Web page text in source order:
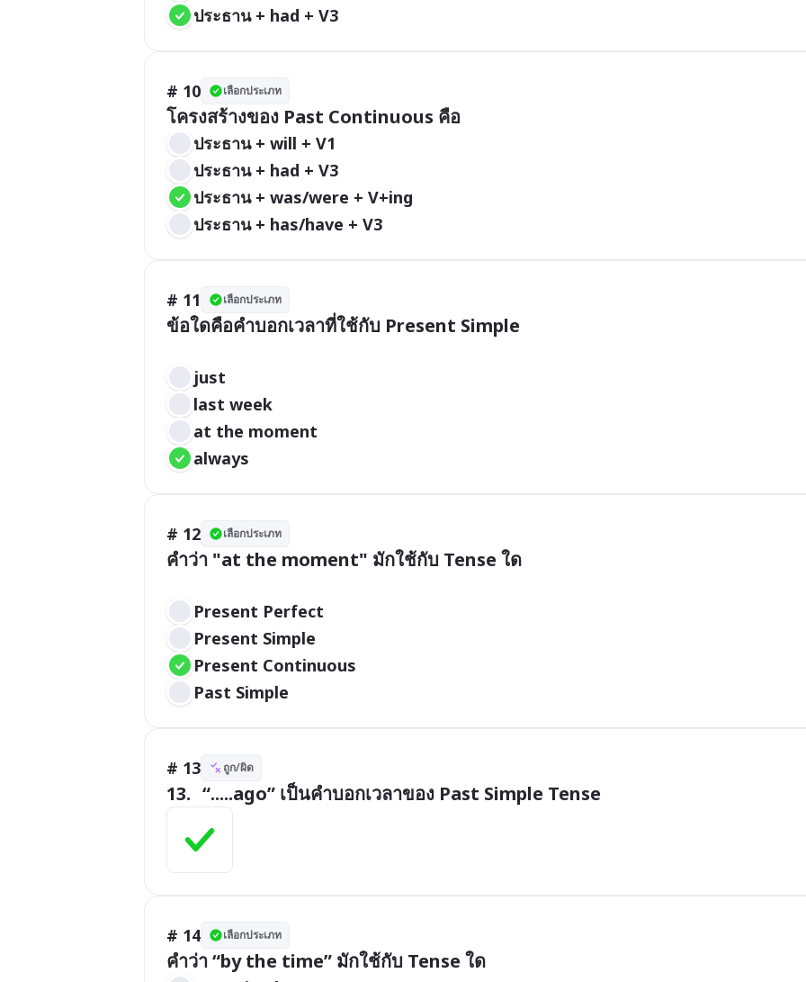
ประธาน + had + V3
# 10 เลือกประเภท
โครงสร้างของ Past Continuous คือ
ประธาน + will + V1
ประธาน + had + V3
ประธาน + was/were + V+ing
ประธาน + has/have + V3
# 11 เลือกประเภท
ข้อใดคือคำบอกเวลาที่ใช้กับ Present Simple
just
last week
at the moment
always
# 12 เลือกประเภท
คำว่า "at the moment" มักใช้กับ Tense ใด
Present Perfect
Present Simple
Present Continuous
Past Simple
# 13 ถูก/ผิด
13.	“.....ago” เป็นคำบอกเวลาของ Past Simple Tense
# 14 เลือกประเภท
คำว่า “by the time” มักใช้กับ Tense ใด